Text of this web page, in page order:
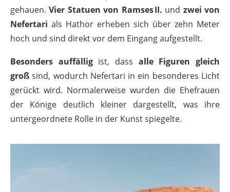
gehauen.Vier Statuen von Ramses II. und zwei von
Nefertari als Hathor erheben sich über zehn Meter
hoch und sind direkt vor dem Eingang aufgestellt.
Besonders auffälligist, dass alle Figuren gleich
groß sind, wodurch Nefertari in ein besonderes Licht
gerückt wird. Normalerweise wurden die Ehefrauen
der Könige deutlich kleiner dargestellt, was ihre
untergeordnete Rolle in der Kunst spiegelte.